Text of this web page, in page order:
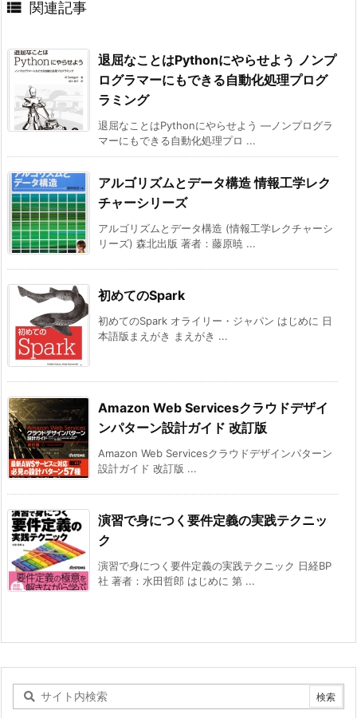
 関連記事
退屈なことはPythonにやらせよう ノンプ
ログラマーにもできる自動化処理プログ
ラミング
退屈なことはPythonにやらせよう ―ノンプログラ
マーにもできる自動化処理プロ ...
アルゴリズムとデータ構造 情報工学レク
チャーシリーズ
アルゴリズムとデータ構造 (情報工学レクチャーシ
リーズ) 森北出版 著者：藤原暁 ...
初めてのSpark
初めてのSpark オライリー・ジャパン はじめに 日
本語版まえがき まえがき ...
Amazon Web Servicesクラウドデザイ
ンパターン設計ガイド 改訂版
Amazon Web Servicesクラウドデザインパターン
設計ガイド 改訂版 ...
演習で身につく要件定義の実践テクニッ
ク
演習で身につく要件定義の実践テクニック 日経BP
社 著者：水田哲郎 はじめに 第 ...